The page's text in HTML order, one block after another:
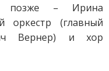
позже – Ирина
оркестр (главный
Вернер) и хор